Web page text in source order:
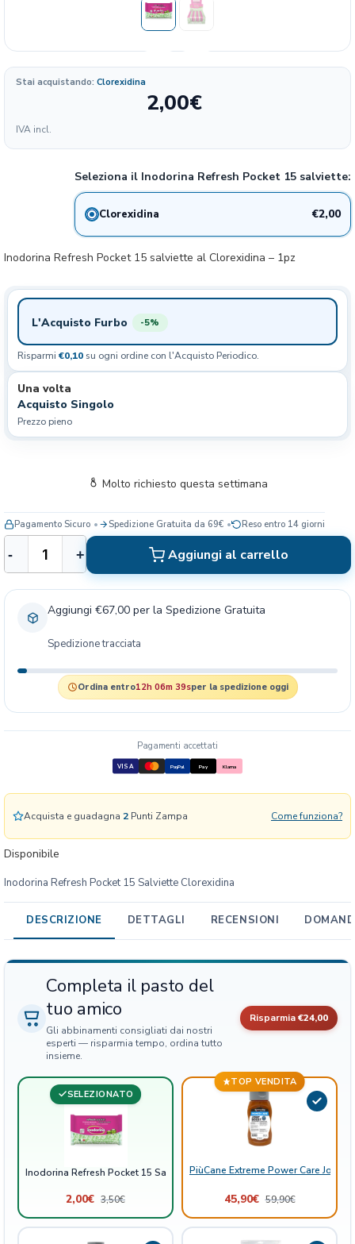
Disponibile
Inodorina Refresh Pocket 15 Salviette Clorexidina
Stai acquistando: Clorexidina
2,00€
IVA incl.
Seleziona il Inodorina Refresh Pocket 15 salviette:
Clorexidina €2,00
Formato
Clorexidina
Inodorina Refresh Pocket 15 salviette al Clorexidina – 1pz
L'Acquisto Furbo -5%
Risparmi €0,10 su ogni ordine con l'Acquisto Periodico.
Una volta
Acquisto Singolo
Prezzo pieno
n
o
o
n
e
f
P
o
c
1
5
S
a
v
i
e
e
r
i
- + Aggiungi al carrello
Molto richiesto questa settimana
Pagamento Sicuro Spedizione Gratuita da 69€ Reso entro 14 giorni
Aggiungi €67,00 per la Spedizione Gratuita
Spedizione tracciata
Ordina entro12h 06m 38sper la spedizione oggi
Acquista e guadagna 2 Punti Zampa Come funziona?
Pagamenti accettati
VISA PayPal Pay Klarna
DESCRIZIONE DETTAGLI RECENSIONI
Completa il pasto del
tuo amico
Gli abbinamenti consigliati dai nostri
esperti — risparmia tempo, ordina tutto
insieme.
Risparmia€24,00
SELEZIONATO
Inodorina Refresh Pocket 15 Salviette Clorexidina
2,00€ 3,50€
TOP VENDITA
PiùCane Extreme Power Care Joint
45,90€ 59,90€